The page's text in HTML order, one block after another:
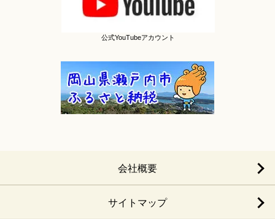
公式YouTubeアカウント
会社概要
サイトマップ